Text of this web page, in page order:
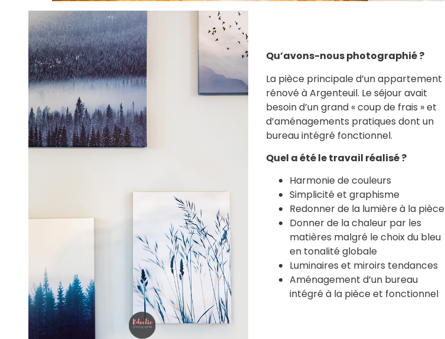
Qu’avons-nous photographié ?
La pièce principale d’un appartement
rénové à Argenteuil. Le séjour avait
besoin d’un grand « coup de frais » et
d’aménagements pratiques dont un
bureau intégré fonctionnel.
Quel a été le travail réalisé ?
Harmonie de couleurs
Simplicité et graphisme
Redonner de la lumière à la pièce
Donner de la chaleur par les
matières malgré le choix du bleu
en tonalité globale
Luminaires et miroirs tendances
Aménagement d’un bureau
intégré à la pièce et fonctionnel